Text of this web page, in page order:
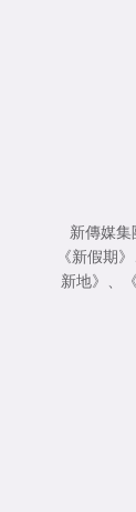
新傳媒
《新假期》
新地》